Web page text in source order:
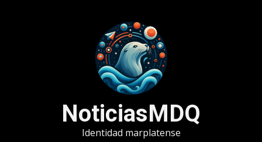
NoticiasMDQ
Identidad marplatense